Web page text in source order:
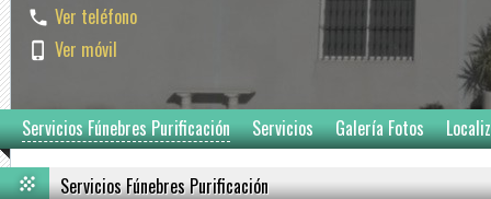
Ver teléfono
Ver móvil
Servicios Fúnebres Purificación Servicios Galería Fotos
Servicios Fúnebres Purificación